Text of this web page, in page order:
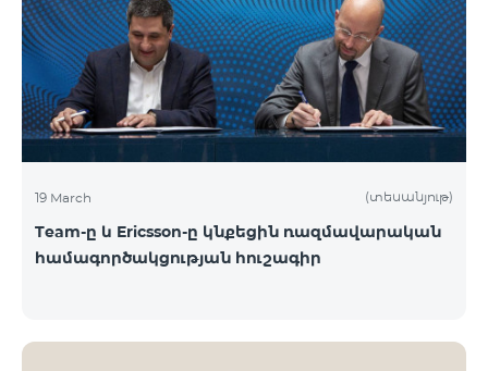
19 March (տեսանյութ)
Team-ը և Ericsson-ը կնքեցին ռազմավարական
համագործակցության հուշագիր